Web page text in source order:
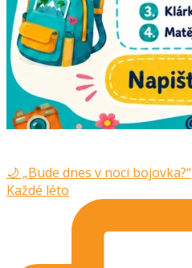
🌙 „Bude dnes v noci bojovka?“
Každé léto